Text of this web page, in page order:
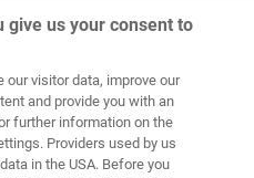
Impressum Dataskydd
för
Inloggning
give us your consent to
visitor data, improve our
and provide you with an
further information on the
Providers used by us
in the USA. Before you